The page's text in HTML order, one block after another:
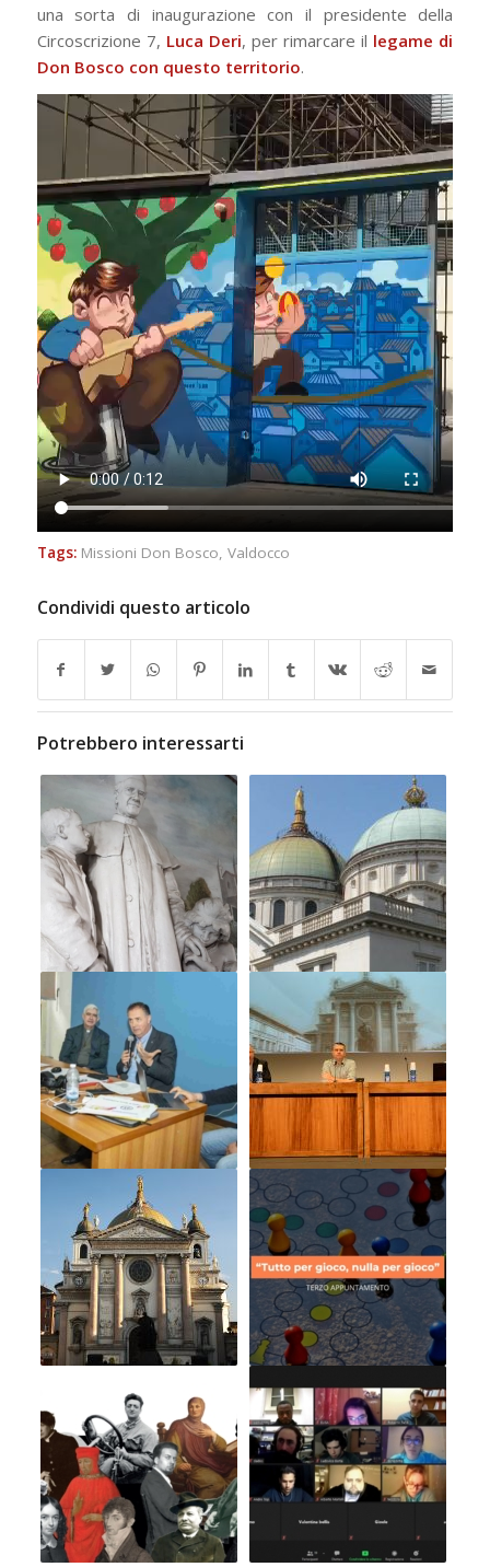
una sorta di inaugurazione con il presidente della
Circoscrizione 7, Luca Deri, per rimarcare il legame di
Don Bosco con questo territorio.
Tags: Missioni Don Bosco, Valdocco
Condividi questo articolo
Potrebbero interessarti